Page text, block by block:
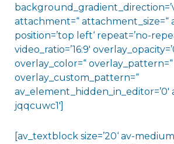
attachment=“ attachment_size=“
position=’top left‘ repeat=’no-
video_ratio=’16:9′
overlay_color=“ overlay_pattern=“
overlay_custom_pattern=“
av_element_hidden_in_editor=’0′
jqqcuwc1′]
[av_textblock size=’20‘ av-